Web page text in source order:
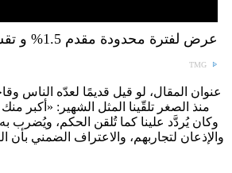
عرض لفترة محدودة مقدم 1.5% و تقسيط علي 15 سنة
TMG
عنوان المقال، لو قيل قديمًا لعدّه الناس
منذ الصغر تلقّينا المثل الشهير: «أكبر
وكان يُردَّد علينا كما تُلقن الحكم، ويُضرب به
والإذعان لتجاربهم، والاعتراف الضمني